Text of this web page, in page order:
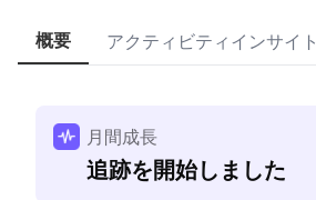
概要 アクティビティインサイト
月間成長
追跡を開始しました